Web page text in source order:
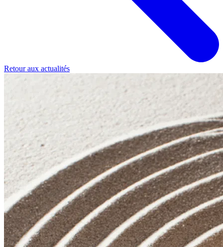
Retour aux actualités